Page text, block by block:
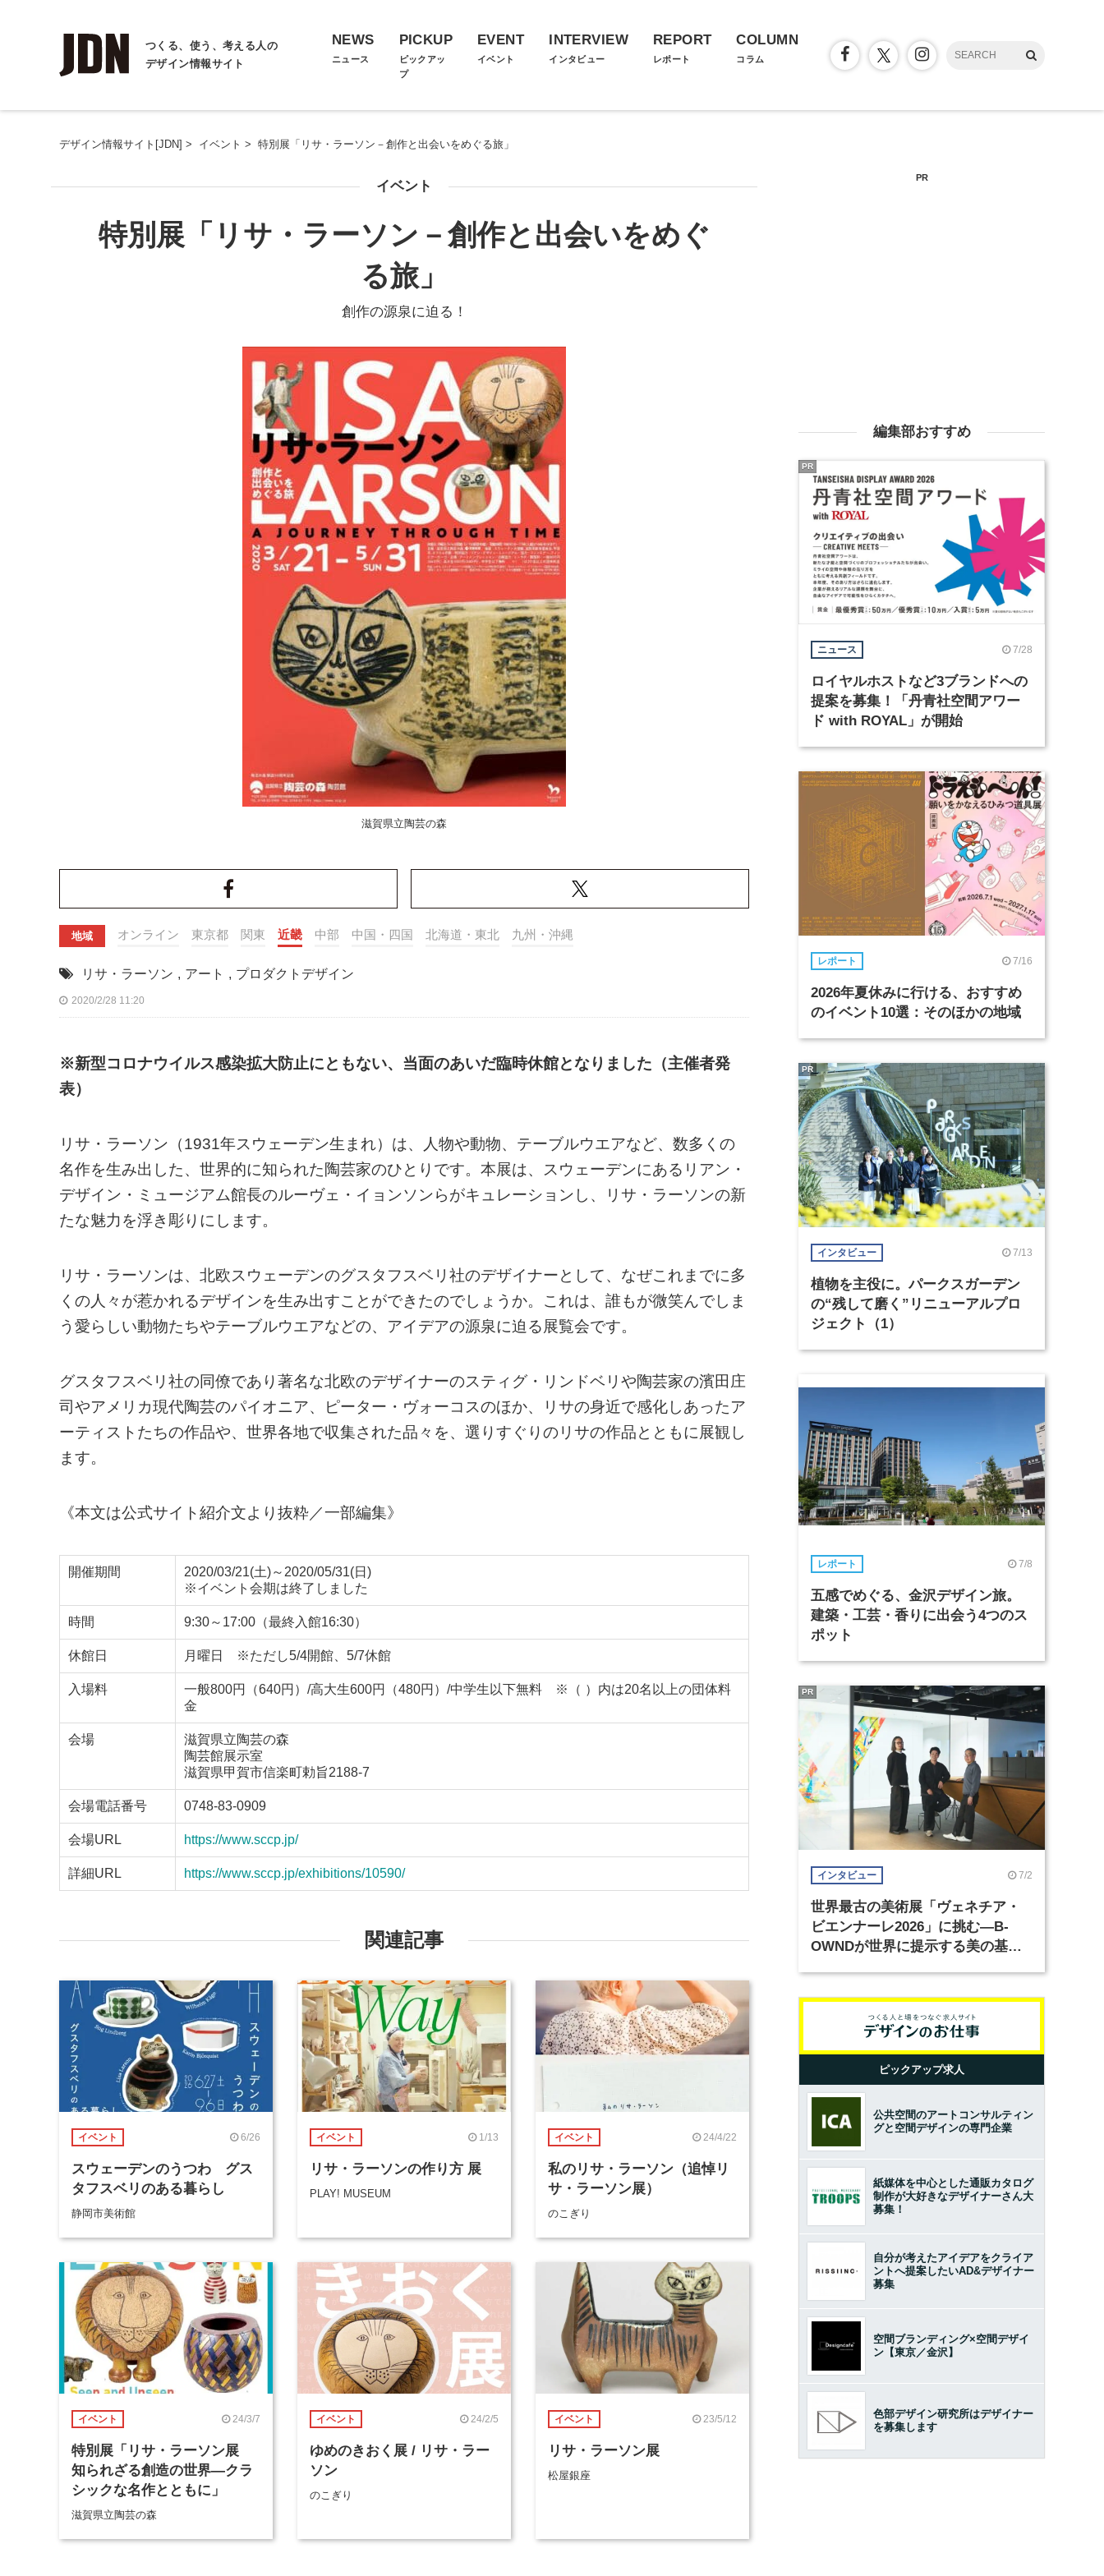
つくる、使う、考える人の
デザイン情報サイト
NEWS
ニュース
PICKUP
ピックアッ
プ
EVENT
イベント
INTERVIEW
インタビュー
REPORT
レポート
COLUMN
コラム
デザイン情報サイト[JDN] > イベント > 特別展「リサ・ラーソン－創作と出会いをめぐる旅」
イベント
特別展「リサ・ラーソン－創作と出会いをめぐ
る旅」
創作の源泉に迫る！
滋賀県立陶芸の森
地域 オンライン 東京都 関東 近畿 中部 中国・四国 北海道・東北 九州・沖縄
リサ・ラーソン , アート , プロダクトデザイン
2020/2/28 11:20
※新型コロナウイルス感染拡大防止にともない、当面のあいだ臨時休館となりました（主催者発
表）
リサ・ラーソン（1931年スウェーデン生まれ）は、人物や動物、テーブルウエアなど、数多くの
名作を生み出した、世界的に知られた陶芸家のひとりです。本展は、スウェーデンにあるリアン・
デザイン・ミュージアム館長のルーヴェ・イョンソンらがキュレーションし、リサ・ラーソンの新
たな魅力を浮き彫りにします。
リサ・ラーソンは、北欧スウェーデンのグスタフスベリ社のデザイナーとして、なぜこれまでに多
くの人々が惹かれるデザインを生み出すことができたのでしょうか。これは、誰もが微笑んでしま
う愛らしい動物たちやテーブルウエアなどの、アイデアの源泉に迫る展覧会です。
グスタフスベリ社の同僚であり著名な北欧のデザイナーのスティグ・リンドベリや陶芸家の濱田庄
司やアメリカ現代陶芸のパイオニア、ピーター・ヴォーコスのほか、リサの身近で感化しあったア
ーティストたちの作品や、世界各地で収集された品々を、選りすぐりのリサの作品とともに展観し
ます。
《本文は公式サイト紹介文より抜粋／一部編集》
開催期間
2020/03/21(土)～2020/05/31(日)
※イベント会期は終了しました
時間 9:30～17:00（最終入館16:30）
休館日 月曜日 ※ただし5/4開館、5/7休館
入場料
一般800円（640円）/高大生600円（480円）/中学生以下無料 ※（ ）内は20名以上の団体料
金
会場
滋賀県立陶芸の森
陶芸館展示室
滋賀県甲賀市信楽町勅旨2188-7
会場電話番号 0748-83-0909
会場URL https://www.sccp.jp/
詳細URL https://www.sccp.jp/exhibitions/10590/
関連記事
イベント 6/26
スウェーデンのうつわ グス
タフスベリのある暮らし
静岡市美術館
イベント 1/13
リサ・ラーソンの作り方 展
PLAY! MUSEUM
イベント 24/4/22
私のリサ・ラーソン（追悼リ
サ・ラーソン展）
のこぎり
イベント 24/3/7
特別展「リサ・ラーソン展
知られざる創造の世界―クラ
シックな名作とともに」
滋賀県立陶芸の森
イベント 24/2/5
ゆめのきおく展 / リサ・ラー
ソン
のこぎり
イベント 23/5/12
リサ・ラーソン展
松屋銀座
PR
編集部おすすめ
ニュース 7/28
ロイヤルホストなど3ブランドへの
提案を募集！「丹青社空間アワー
ド with ROYAL」が開始
PR
レポート 7/16
2026年夏休みに行ける、おすすめ
のイベント10選：そのほかの地域
インタビュー 7/13
植物を主役に。パークスガーデン
の“残して磨く”リニューアルプロ
ジェクト（1）
PR
レポート 7/8
五感でめぐる、金沢デザイン旅。
建築・工芸・香りに出会う4つのス
ポット
インタビュー 7/2
世界最古の美術展「ヴェネチア・
ビエンナーレ2026」に挑む―B-
OWNDが世界に提示する美の基準
PR
ピックアップ求人
公共空間のアートコンサルティン
グと空間デザインの専門企業
紙媒体を中心とした通販カタログ
制作が大好きなデザイナーさん大
募集！
自分が考えたアイデアをクライア
ントへ提案したいAD&デザイナー
募集
空間ブランディング×空間デザイ
ン【東京／金沢】
色部デザイン研究所はデザイナー
を募集します